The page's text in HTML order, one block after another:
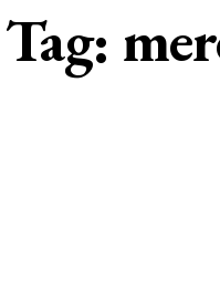
Tag: